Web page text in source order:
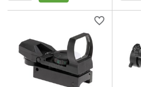
DMR /
Outdoor
3–4
MOA
Allround